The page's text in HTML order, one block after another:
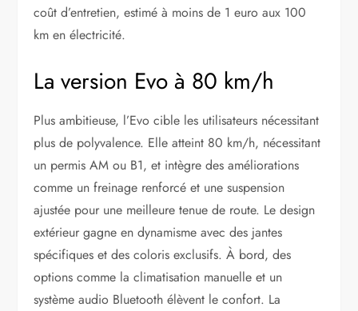
coût d’entretien, estimé à moins de 1 euro aux 100
km en électricité.
La version Evo à 80 km/h
Plus ambitieuse, l’Evo cible les utilisateurs nécessitant
plus de polyvalence. Elle atteint 80 km/h, nécessitant
un permis AM ou B1, et intègre des améliorations
comme un freinage renforcé et une suspension
ajustée pour une meilleure tenue de route. Le design
extérieur gagne en dynamisme avec des jantes
spécifiques et des coloris exclusifs. À bord, des
options comme la climatisation manuelle et un
système audio Bluetooth élèvent le confort. La